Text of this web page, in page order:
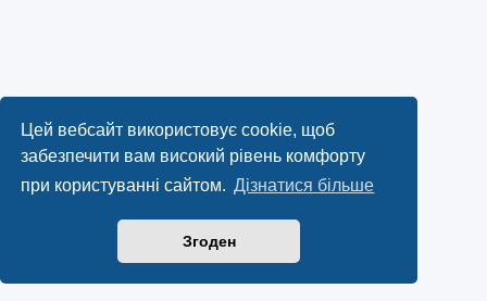
Цей вебсайт використовує cookie, щоб
забезпечити вам високий рівень комфорту
при користуванні сайтом. Дізнатися більше
Згоден